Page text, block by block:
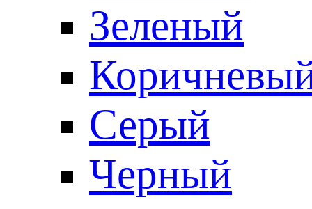
Зеленый
Серый
Черный